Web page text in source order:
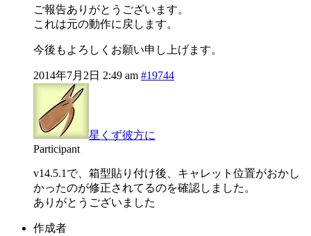
ご報告ありがとうございます。
これは元の動作に戻します。
今後もよろしくお願い申し上げます。
2014年7月2日 2:49 am #19744
星くず彼方に
Participant
v14.5.1で、箱型貼り付け後、キャレット位置がおかし
かったのが修正されてるのを確認しました。
ありがとうございました
作成者